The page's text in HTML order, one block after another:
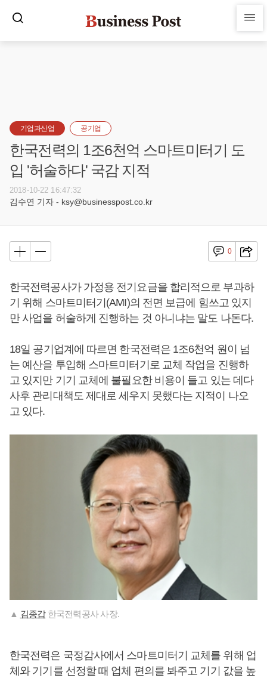
기업과산업 공기업
한국전력의 1조6천억 스마트미터기 도
입 '허술하다' 국감 지적
2018-10-22 16:47:32
김수연 기자 - ksy@businesspost.co.kr
0
한국전력공사가 가정용 전기요금을 합리적으로 부과하
기 위해 스마트미터기(AMI)의 전면 보급에 힘쓰고 있지
만 사업을 허술하게 진행하는 것 아니냐는 말도 나돈다.
18일 공기업계에 따르면 한국전력은 1조6천억 원이 넘
는 예산을 투입해 스마트미터기로 교체 작업을 진행하
고 있지만 기기 교체에 불필요한 비용이 들고 있는 데다
사후 관리대책도 제대로 세우지 못했다는 지적이 나오
고 있다.
▲ 김종갑한국전력공사 사장.
한국전력은 국정감사에서 스마트미터기 교체를 위해 업
체와 기기를 선정할 때 업체 편의를 봐주고 기기 값을 높